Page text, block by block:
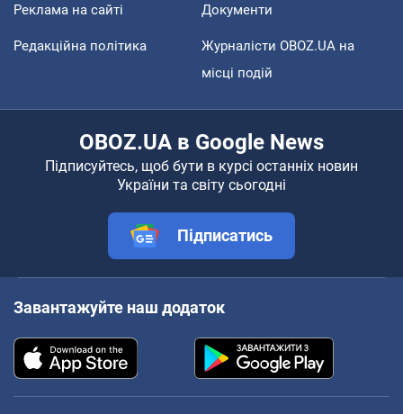
Реклама на сайті Документи
Редакційна політика
Журналісти OBOZ.UA на
місці подій
OBOZ.UA в Google News
Підписуйтесь, щоб бути в курсі останніх новин
України та світу сьогодні
Підписатись
Завантажуйте наш додаток